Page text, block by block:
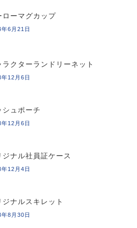
ローマグカップ
6月21日
ラクターランドリーネット
12月6日
シュポーチ
12月6日
ジナル社員証ケース
12月4日
ジナルスキレット
8月30日